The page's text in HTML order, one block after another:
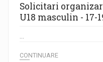
Solicitari
U18 masculin - 17-
...
CONTINUARE